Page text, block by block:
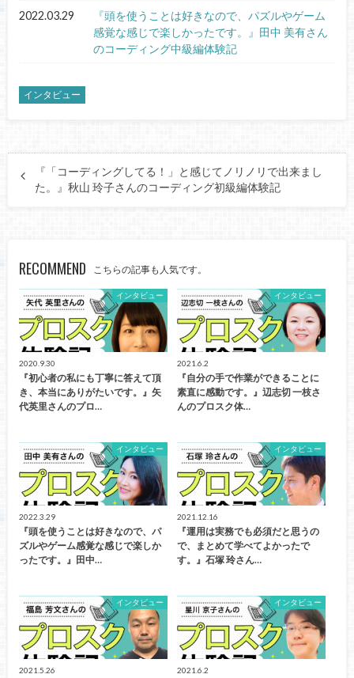
2022.03.29
『頭を使うことは好きなので、パズルやゲーム
感覚な感じで楽しかったです。』田中 美有さん
のコーディング中級編体験記
インタビュー
『「コーディングしてる！」と感じてノリノリで出来まし
た。』秋山 玲子さんのコーディング初級編体験記
RECOMMEND こちらの記事も人気です。
インタビュー
2020.9.30
『初心者の私にも丁寧に答えて頂
き、本当にありがたいです。』矢
代英里さんのプロ…
インタビュー
2021.6.2
『自分の手で作業ができることに
素直に感動です。』辺志切 一枝さ
んのプロスク体…
インタビュー
2022.3.29
『頭を使うことは好きなので、パ
ズルやゲーム感覚な感じで楽しか
ったです。』田中…
インタビュー
2021.12.16
『運用は実務でも必須だと思うの
で、まとめて学べてよかったで
す。』石塚 玲さん…
インタビュー
2021.5.26
インタビュー
2021.6.2